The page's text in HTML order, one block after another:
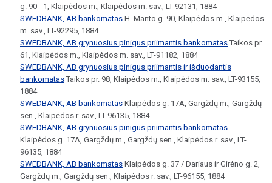
g. 90 - 1, Klaipėdos m., Klaipėdos m. sav., LT-92131, 1884
SWEDBANK, AB bankomatas H. Manto g. 90, Klaipėdos m., Klaipėdos
m. sav., LT-92295, 1884
SWEDBANK, AB grynuosius pinigus priimantis bankomatasTaikos pr.
61, Klaipėdos m., Klaipėdos m. sav., LT-91182, 1884
SWEDBANK, AB grynuosius pinigus priimantis ir išduodantis
bankomatasTaikos pr. 98, Klaipėdos m., Klaipėdos m. sav., LT-93155,
1884
SWEDBANK, AB bankomatas Klaipėdos g. 17A, Gargždų m., Gargždų
sen., Klaipėdos r. sav., LT-96135, 1884
SWEDBANK, AB grynuosius pinigus priimantis bankomatas
Klaipėdos g. 17A, Gargždų m., Gargždų sen., Klaipėdos r. sav., LT-
96135, 1884
SWEDBANK, AB bankomatas Klaipėdos g. 37 / Dariaus ir Girėno g. 2,
Gargždų m., Gargždų sen., Klaipėdos r. sav., LT-96155, 1884